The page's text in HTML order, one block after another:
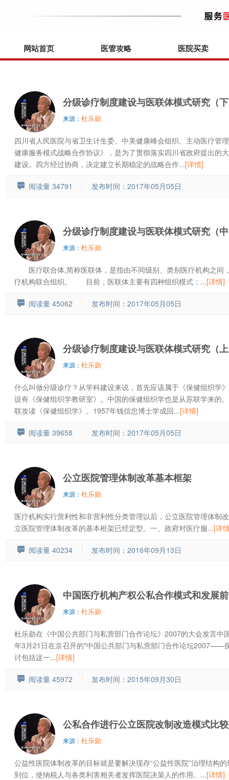
网站首页 医管攻略 医院买卖
分级诊疗制度建设与医联体模式研究（
来源： 杜乐勋
四川省人民医院与省卫生计生委、中美健康峰会组织、主动医疗管
健康服务模式战略合作协议》，是为了贯彻落实四川省政府提出的
建设。四方经过协商，决定建立长期稳定的战略合作...[详情]
阅读量 34791 发布时间：2017年05月05日
分级诊疗制度建设与医联体模式研究（
来源： 杜乐勋
医疗联合体,简称医联体，是指由不同级别、类别医疗机构之间
疗机构联合组织。 目前，医联体主要有四种组织模式：...[详情]
阅读量 45062 发布时间：2017年05月05日
分级诊疗制度建设与医联体模式研究（
来源： 杜乐勋
什么叫做分级诊疗？从学科建设来说，首先应该属于《保健组织学
设有《保健组织学教研室》。中国的保健组织学也是从苏联学来的
联攻读《保健组织学》。1957年钱信忠博士学成回...[详情]
阅读量 39658 发布时间：2017年05月05日
公立医院管理体制改革基本框架
来源： 杜乐勋
医疗机构实行营利性和非营利性分类管理以后，公立医院管理体制
立医院管理体制改革的基本框架已经定型。一、政府对医疗服...[详
阅读量 40234 发布时间：2016年09月13日
中国医疗机构产权公私合作模式和发展
来源： 杜乐勋
杜乐勋在《中国公共部门与私营部门合作论坛》2007的大会发言
年3月21日在京召开的"中国公共部门与私营部门合作论坛2007——
讨包括这一...[详情]
阅读量 45972 发布时间：2015年09月30日
公私合作进行公立医院改制改造模式比
来源： 杜乐勋
公益性医院体制改革的目标就是要解决现存“公益性医院”治理结构
到位，使纳税人与各类利害相关者发挥医院决策人的作用。...[详情]